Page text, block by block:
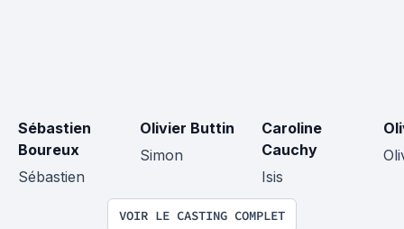
Sébastien
Boureux
Sébastien
Olivier Buttin
Simon
Caroline
Cauchy
Isis
VOIR LE CASTING COMPLET